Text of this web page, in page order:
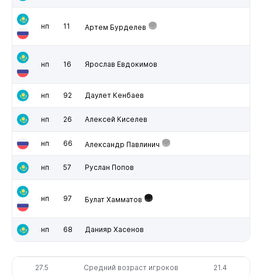
нп 11 Артем Бурделев
нп 16 Ярослав Евдокимов
нп 92 Даулет Кенбаев
нп 26 Алексей Киселев
нп 66 Александр Павлинич
нп 57 Руслан Попов
нп 97 Булат Хамматов
нп 68 Данияр Хасенов
27.5 Средний возраст игроков 21.4